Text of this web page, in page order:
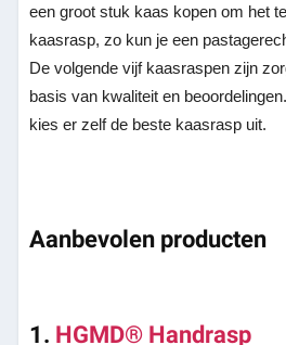
een groot stuk kaas kopen om het
kaasrasp, zo kun je een
De volgende vijf kaasraspen zijn
basis van kwaliteit en
kies er zelf de beste kaasrasp uit.
Aanbevolen producten
1. HGMD® Handrasp